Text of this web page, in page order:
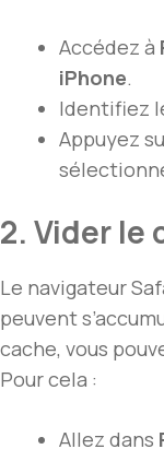
Accédez à
iPhone.
Identifiez
Appuyez
2. Vider le
Le navigateur
peuvent
cache, vous
Pour cela :
Allez dans